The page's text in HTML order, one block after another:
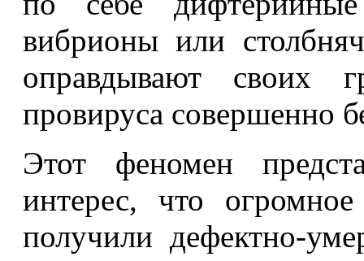
вибрионы или
оправдывают своих
провируса совершенно
Этот феномен
интерес, что
получили дефектно-